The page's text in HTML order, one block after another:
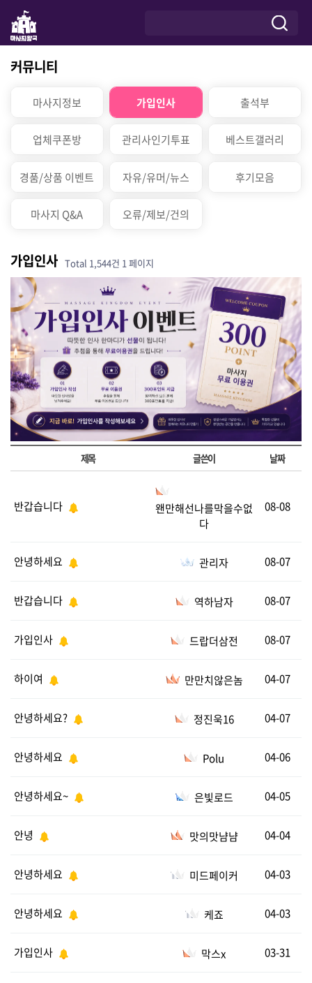
커뮤니티
마사지정보 가입인사 출석부
업체쿠폰방 관리사인기투표 베스트갤러리
경품/상품 이벤트 자유/유머/뉴스 후기모음
마사지 Q&A 오류/제보/건의
가입인사 Total 1,544건 1 페이지
제목 글쓴이 날짜
반갑습니다
왠만해선나를막을수없
다
08-08
안녕하세요 관리자 08-07
반갑습니다 역하남자 08-07
가입인사 드랍더삼전 08-07
하이여 만만치않은놈 04-07
안녕하세요? 정진욱16 04-07
안녕하세요 Polu 04-06
안녕하세요~ 은빛로드 04-05
안녕 맛의맛냠냠 04-04
안녕하세요 미드페이커 04-03
안녕하세요 케죠 04-03
가입인사 막스x 03-31